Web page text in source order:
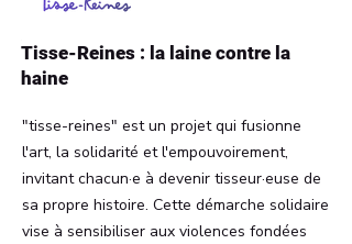
Tisse-Reines : la laine contre la
haine
"tisse-reines" est un projet qui fusionne
l'art, la solidarité et l'empouvoirement,
invitant chacun·e à devenir tisseur·euse de
sa propre histoire. Cette démarche solidaire
vise à sensibiliser aux violences fondées